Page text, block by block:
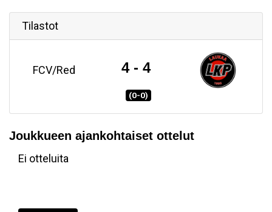
Tilastot
FCV/Red 4 - 4
(0-0)
Joukkueen ajankohtaiset ottelut
Ei otteluita